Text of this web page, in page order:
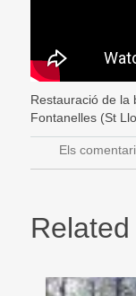
Restauració de la
Fontanelles (St
Els